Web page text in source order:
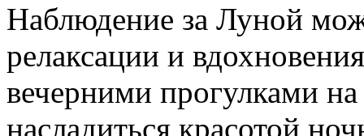
Наблюдение за Луной
релаксации и
вечерними прогулками
насладиться красотой